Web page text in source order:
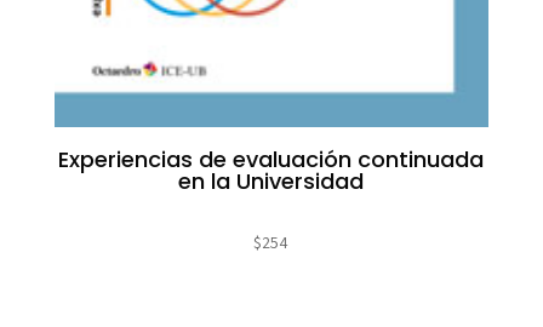
Experiencias de evaluación continuada
en la Universidad
$254